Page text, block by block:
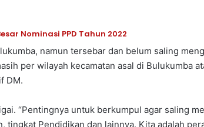
Nominasi PPD Tahun 2022
namun tersebar dan belum saling
per wilayah kecamatan asal di Bulukumba
DM.
“Pentingnya untuk berkumpul agar saling
tingkat Pendidikan dan lainnya. Kita adalah